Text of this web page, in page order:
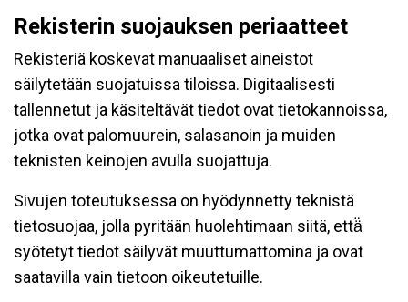
Rekisterin suojauksen periaatteet
Rekisteriä koskevat manuaaliset aineistot
säilytetään suojatuissa tiloissa. Digitaalisesti
tallennetut ja käsiteltävät tiedot ovat tietokannoissa,
jotka ovat palomuurein, salasanoin ja muiden
teknisten keinojen avulla suojattuja.
Sivujen toteutuksessa on hyödynnetty teknistä
tietosuojaa, jolla pyritään huolehtimaan siitä, että̈
syötetyt tiedot säilyvät muuttumattomina ja ovat
saatavilla vain tietoon oikeutetuille.